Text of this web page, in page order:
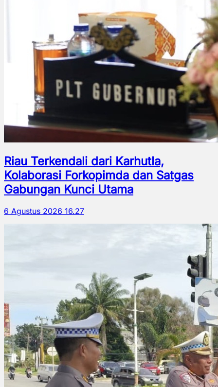
Riau Terkendali dari Karhutla,
Kolaborasi Forkopimda dan Satgas
Gabungan Kunci Utama
6 Agustus 2026 16.27